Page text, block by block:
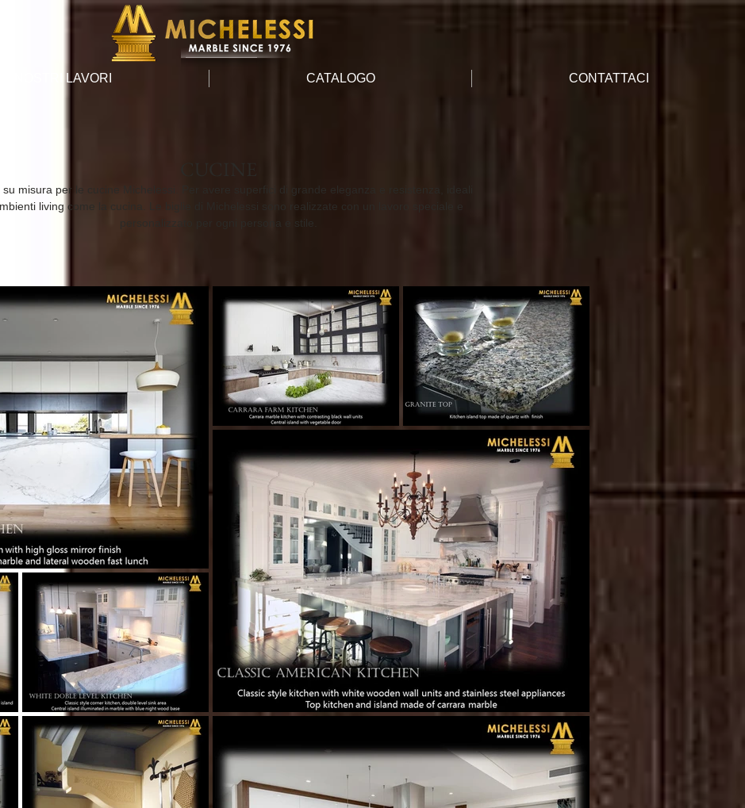
I NOSTRI LAVORI CATALOGO CONTATTACI
su misura per le cucine Michelessi. Per avere superfici di grande eleganza e resistenza, ideali
living come la cucina. Le biglie di Michelessi sono realizzate con un lavoro speciale e
personalizzato per ogni persona e stile.